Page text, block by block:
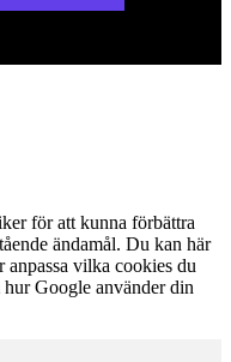
för att kunna förbättra
ändamål. Du kan här
anpassa vilka cookies du
Google använder din